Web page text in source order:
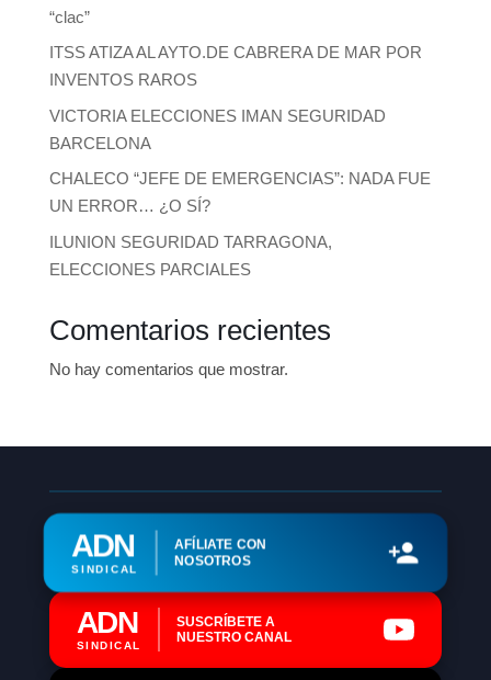
“clac”
ITSS ATIZA AL AYTO.DE CABRERA DE MAR POR
INVENTOS RAROS
VICTORIA ELECCIONES IMAN SEGURIDAD
BARCELONA
CHALECO “JEFE DE EMERGENCIAS”: NADA FUE
UN ERROR… ¿O SÍ?
ILUNION SEGURIDAD TARRAGONA,
ELECCIONES PARCIALES
Comentarios recientes
No hay comentarios que mostrar.
ADN
SINDICAL
AFÍLIATE CON
NOSOTROS
ADN
SINDICAL
SUSCRÍBETE A
NUESTRO CANAL